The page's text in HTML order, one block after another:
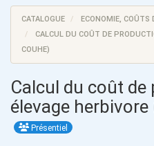
CATALOGUE
ECONOMIE, COÛTS
CALCUL DU COÛT DE
COUHE)
Calcul du coût
élevage herbivore
Présentiel